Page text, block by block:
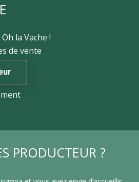
la Vache !
de vente
PRODUCTEUR ?